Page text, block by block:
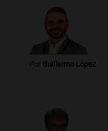
Episodios
Audio.
José
compras de
Rosario.
compras de
Por Guillermo López